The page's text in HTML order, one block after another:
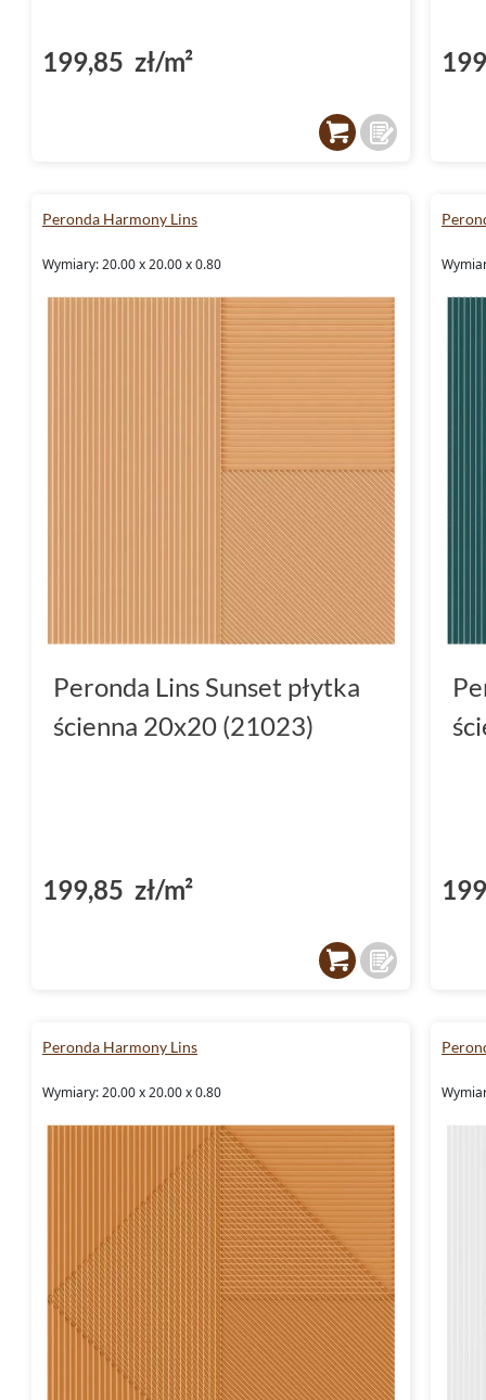
199,85 zł/m²
Peronda Harmony Lins
Wymiary: 20.00 x 20.00 x 0.80
Peronda Lins Sunset płytka
ścienna 20x20 (21023)
199,85 zł/m²
Peronda Harmony Lins
Wymiary: 20.00 x 20.00 x 0.80